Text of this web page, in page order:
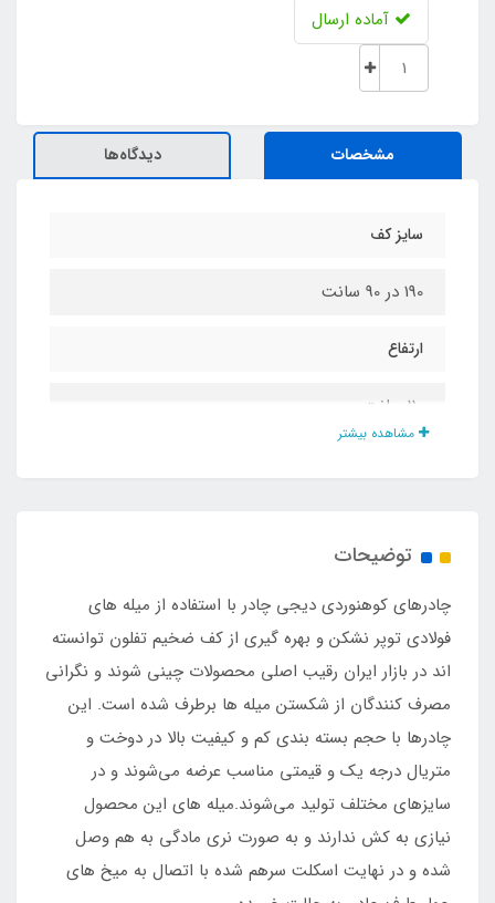
آماده ارسال
مشخصات دیدگاه‌ها
سایز کف
190 در 90 سانت
ارتفاع
110 سانت
تفلون برزنت ضد آب
نوع اسکلت
میله ای فولادی توپر نشکن بدون نیاز به کش
وزن
2500 گرم
مشاهده بیشتر
توضیحات
چادرهای کوهنوردی دیجی چادر با استفاده از میله های
فولادی توپر نشکن و بهره گیری از کف ضخیم تفلون توانسته
اند در بازار ایران رقیب اصلی محصولات چینی شوند و نگرانی
مصرف کنندگان از شکستن میله ها برطرف شده است. این
چادرها با حجم بسته بندی کم و کیفیت بالا در دوخت و
متریال درجه یک و قیمتی مناسب عرضه می‌شوند و در
سایزهای مختلف تولید می‌شوند.میله های این محصول
نیازی به کش ندارند و به صورت نری مادگی به هم وصل
شده و در نهایت اسکلت سرهم شده با اتصال به میخ های